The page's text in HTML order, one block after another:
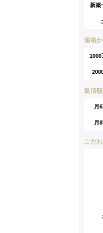
新築
価格
1000
返済
月
月
こだ